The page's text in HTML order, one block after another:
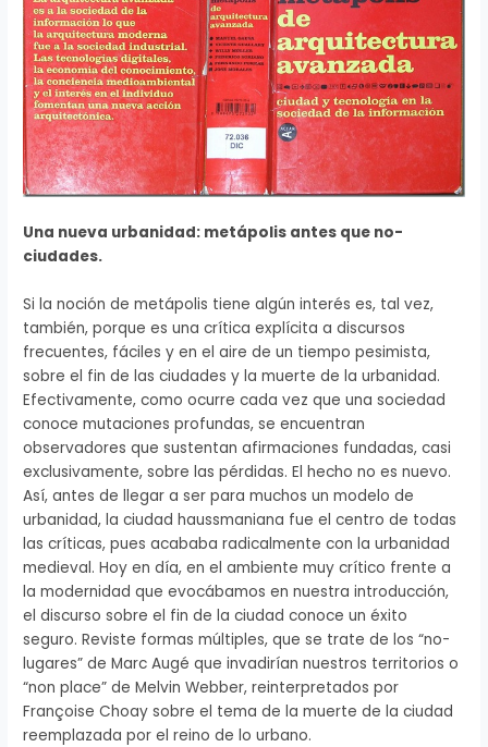
Una nueva urbanidad: metápolis antes que no-
ciudades.
Si la noción de metápolis tiene algún interés es, tal vez,
también, porque es una crítica explícita a discursos
frecuentes, fáciles y en el aire de un tiempo pesimista,
sobre el fin de las ciudades y la muerte de la urbanidad.
Efectivamente, como ocurre cada vez que una sociedad
conoce mutaciones profundas, se encuentran
observadores que sustentan afirmaciones fundadas, casi
exclusivamente, sobre las pérdidas. El hecho no es nuevo.
Así, antes de llegar a ser para muchos un modelo de
urbanidad, la ciudad haussmaniana fue el centro de todas
las críticas, pues acababa radicalmente con la urbanidad
medieval. Hoy en día, en el ambiente muy crítico frente a
la modernidad que evocábamos en nuestra introducción,
el discurso sobre el fin de la ciudad conoce un éxito
seguro. Reviste formas múltiples, que se trate de los “no-
lugares” de Marc Augé que invadirían nuestros territorios o
“non place” de Melvin Webber, reinterpretados por
Françoise Choay sobre el tema de la muerte de la ciudad
reemplazada por el reino de lo urbano.